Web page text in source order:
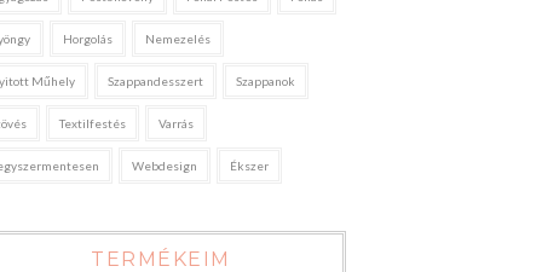
Horgolás Nemezelés
Műhely Szappandesszert Szappanok
Textilfestés Varrás
Webdesign Ékszer
TERMÉKEIM